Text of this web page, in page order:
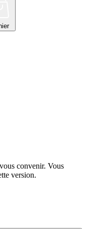
convenir. Vous
version.